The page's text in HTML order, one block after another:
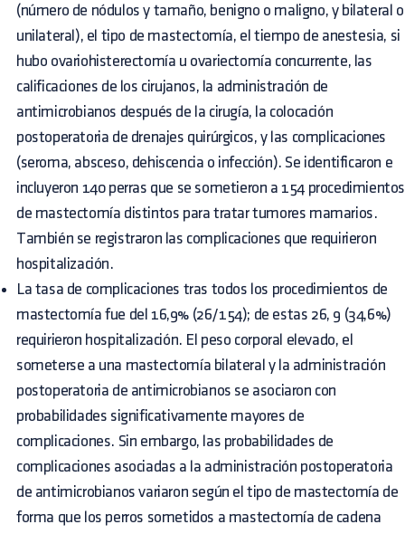
(número de nódulos y tamaño, benigno o maligno, y bilateral o
unilateral), el tipo de mastectomía, el tiempo de anestesia, si
hubo ovariohisterectomía u ovariectomía concurrente, las
calificaciones de los cirujanos, la administración de
antimicrobianos después de la cirugía, la colocación
postoperatoria de drenajes quirúrgicos, y las complicaciones
(seroma, absceso, dehiscencia o infección). Se identificaron e
incluyeron 140 perras que se sometieron a 154 procedimientos
de mastectomía distintos para tratar tumores mamarios.
También se registraron las complicaciones que requirieron
hospitalización.
La tasa de complicaciones tras todos los procedimientos de
mastectomía fue del 16,9% (26/154); de estas 26, 9 (34,6%)
requirieron hospitalización. El peso corporal elevado, el
someterse a una mastectomía bilateral y la administración
postoperatoria de antimicrobianos se asociaron con
probabilidades significativamente mayores de
complicaciones. Sin embargo, las probabilidades de
complicaciones asociadas a la administración postoperatoria
de antimicrobianos variaron según el tipo de mastectomía de
forma que los perros sometidos a mastectomía de cadena